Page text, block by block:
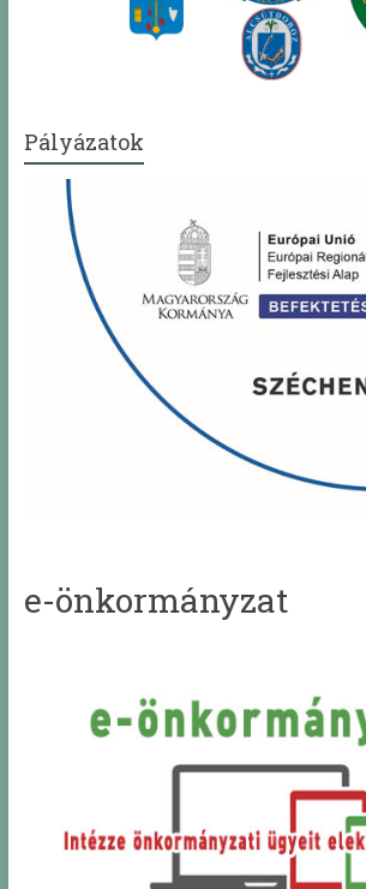
Pályázatok
e-önkormányzat